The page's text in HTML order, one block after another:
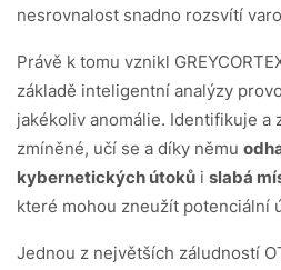
nesrovnalost snadno rozsvítí
Právě k tomu vznikl
základě inteligentní analýzy
jakékoliv anomálie. Identifikuje a
zmíněné, učí se a díky němu
kybernetických útoků i slabá
které mohou zneužít potenciální
Jednou z největších záludností